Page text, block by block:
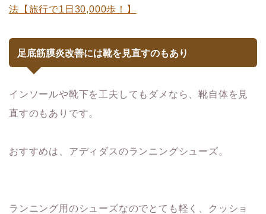
法【旅行で1日30,000歩！】
足底筋膜炎改善には靴を見直すのもあり
インソールや靴下を工夫してもダメなら、靴自体を見
直すのもありです。
おすすめは、アディダスのランニングシューズ。
ランニング用のシューズなのでとても軽く、クッショ